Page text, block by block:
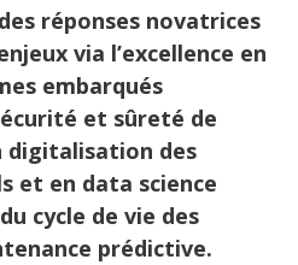
réponses novatrices
via l’excellence en
embarqués
et sûreté de
digitalisation des
et en data science
cycle de vie des
prédictive.